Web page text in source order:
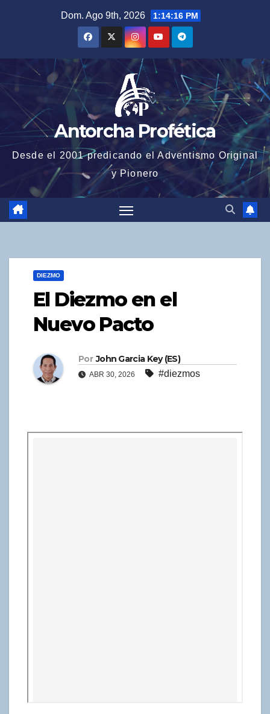
Dom. Ago 9th, 2026 1:14:17 PM
Antorcha Profética
Desde el 2001 predicando el Adventismo Original
y Pionero
DIEZMO
El Diezmo en el
Nuevo Pacto
Por John Garcia Key (ES)
ABR 30, 2026 #diezmos